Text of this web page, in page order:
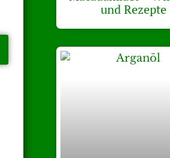
und Rezepte